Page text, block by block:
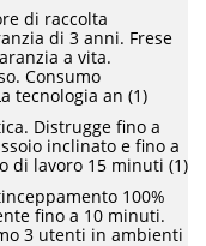
di raccolta
di 3 anni. Frese
a vita.
Consumo
tecnologia an (1)
Distrugge fino a
inclinato e fino a
di lavoro 15 minuti (1)
100%
fino a 10 minuti.
3 utenti in ambienti